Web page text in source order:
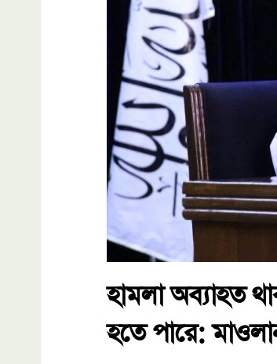
হামলা অব্যাহত
হতে পারে: